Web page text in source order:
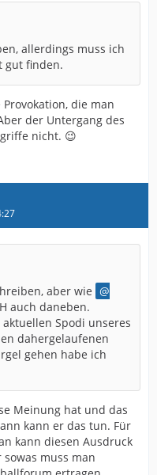
allerdings muss ich
gut finden.
die man
der Untergang des
nicht. 😉
aber wie
auch daneben.
Spodi unseres
dahergelaufenen
gehen habe ich
Meinung hat und das
kann er das tun. Für
kann diesen Ausdruck
muss man